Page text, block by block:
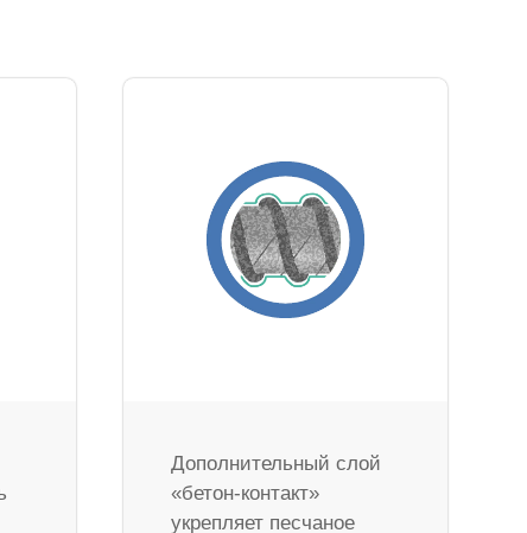
Дополнительный слой
«бетон-контакт»
укрепляет песчаное